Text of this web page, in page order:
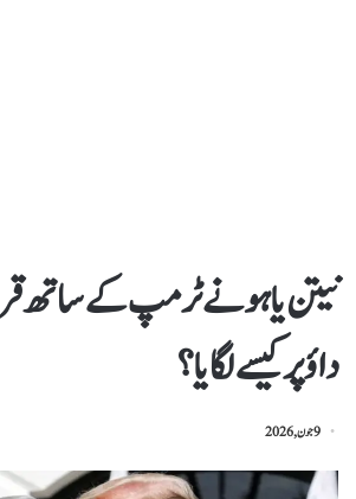
نیتن یاہو نے ٹرمپ کے ساتھ
داؤ پر کیسے لگایا؟
9 جون, 2026